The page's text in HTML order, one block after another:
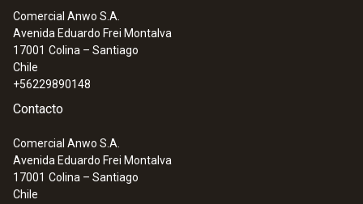
:0636 9735
Sonda de temperatura y humedad (Ø 12
mm)
Comercial Anwo S.A.
Avenida Eduardo Frei Montalva
17001 Colina – Santiago
Chile
+56229890148
Contacto
Comercial Anwo S.A.
Avenida Eduardo Frei Montalva
17001 Colina – Santiago
Chile